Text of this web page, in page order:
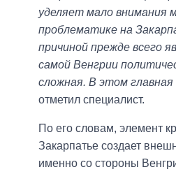
уделяет мало внимания
проблематике на
причиной прежде всего
самой Венгрии
сложная. В этом
отметил специалист.
По его словам, элемент
Закарпатье создает
именно со стороны